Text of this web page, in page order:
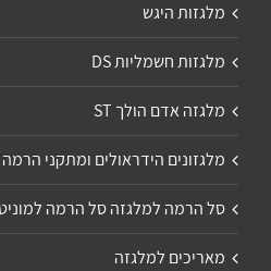
מלגזות היגש
מלגזות חשמליות DS
מלגזה אדם הולך ST
מלגזונים הידראולים ומתקני הרמה
סל הרמה למלגזה סל הרמה
מאריכים למלגזה